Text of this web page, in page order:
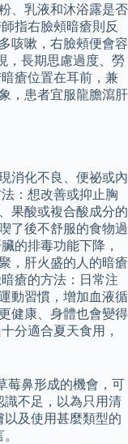
、乳液和沐浴露是否
指右臉頰暗瘡則反
咳嗽，右臉頰便會容
，長期思慮過度、勞
瘡位置在耳前，兼
，患者宜服龍膽瀉肝
消化不良、便祕或內
：想改善或抑止胸
果酸或複合酸成分的
了後不舒服的食物過
的排毒功能下降，
，肝火盛的人的暗瘡
瘡的方法：日常注
動習慣，增加血液循
健康、身體也會變得
分適合夏天食用，
莓鼻形成的機會，可
識不足，以為只用清
及使用甚麼類型的